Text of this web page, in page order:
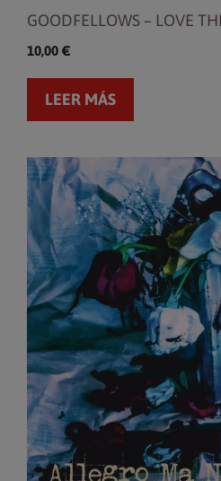
GOODFELLOWS – LOVE
10,00 €
LEER MÁS